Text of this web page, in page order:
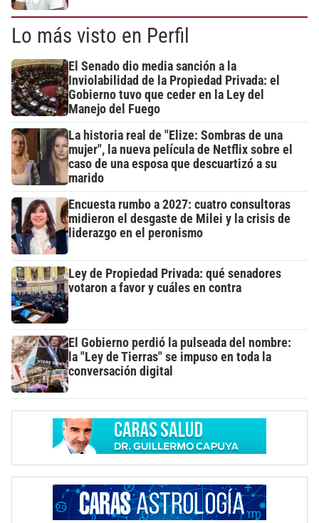
Lo más visto en Perfil
El Senado dio media sanción a la
Inviolabilidad de la Propiedad Privada: el
Gobierno tuvo que ceder en la Ley del
Manejo del Fuego
La historia real de "Elize: Sombras de una
mujer", la nueva película de Netflix sobre el
caso de una esposa que descuartizó a su
marido
Encuesta rumbo a 2027: cuatro consultoras
midieron el desgaste de Milei y la crisis de
liderazgo en el peronismo
Ley de Propiedad Privada: qué senadores
votaron a favor y cuáles en contra
El Gobierno perdió la pulseada del nombre:
la "Ley de Tierras" se impuso en toda la
conversación digital